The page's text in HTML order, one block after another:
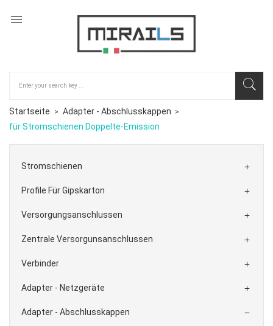

Startseite
Adapter - Abschlusskappen
für Stromschienen Doppelte-Emission
Stromschienen 
Profile Für Gipskarton 
Versorgungsanschlussen 
Zentrale Versorgunsanschlussen 
Verbinder 
Adapter - Netzgeräte 
Adapter - Abschlusskappen 